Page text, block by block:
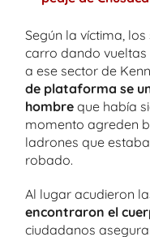
Según la víctima,
carro dando
a ese sector de
de plataforma se
hombre que había
momento agreden
ladrones que
robado.
Al lugar acudieron
encontraron el
ciudadanos